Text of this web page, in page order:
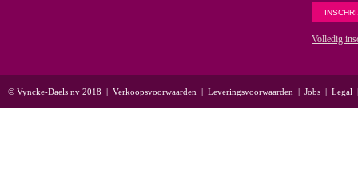
Volledig
© Vyncke-Daels nv 2018 | Verkoopsvoorwaarden | Leveringsvoorwaarden | Jobs | Legal